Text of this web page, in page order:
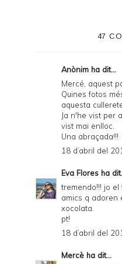
i
e
d
y
a
d
P
47
Anònim ha dit...
Mercé, aquest
Quines fotos
aquesta
Ja n'he vist per
vist mai enlloc.
Una abraçada!!!
18 d’abril del
Eva Flores ha
tremendo!!! jo
amics q adoren
xocolata.
pt!
18 d’abril del
Mercè ha dit...